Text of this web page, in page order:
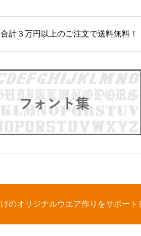
合計３万円以上のご注文で送料無料！
のオリジナルウエア作りをサポート